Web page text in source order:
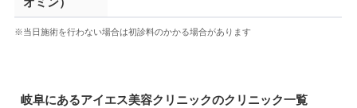
※当日施術を行わない場合は初診料のかかる場合があります
岐阜にあるアイエス美容クリニックのクリニック一覧